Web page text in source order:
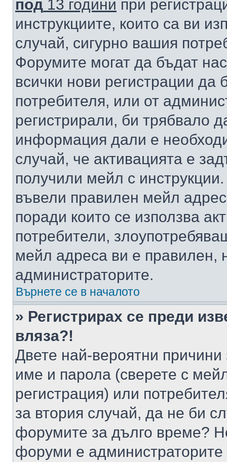
под 13 години при
инструкциите, които са ви
случай, сигурно вашия
Форумите могат да бъдат
всички нови регистрации да
потребителя, или от
регистрирали, би трябвало
информация дали е
случай, че активацията е
получили мейл с
въвели правилен мейл
поради които се използва
потребители,
мейл адреса ви е правилен,
администраторите.
Върнете се в началото
» Регистрирах се преди
вляза?!
Двете най-вероятни
име и парола (сверете с
регистрация) или
за втория случай, да не би
форумите за дълго време?
форуми е администраторите